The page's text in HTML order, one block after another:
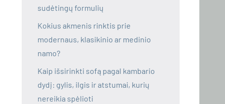
sudėtingų formulių
Kokius akmenis rinktis prie
modernaus, klasikinio ar medinio
namo?
Kaip išsirinkti sofą pagal kambario
dydį: gylis, ilgis ir atstumai, kurių
nereikia spėlioti